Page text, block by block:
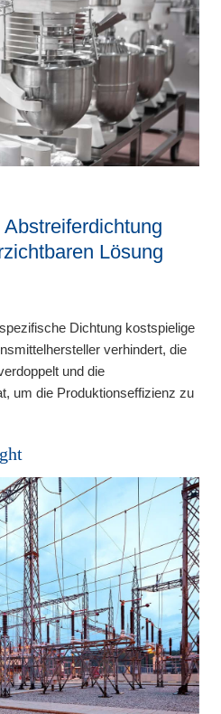
Lösung
Dichtung kostspielige
verhindert, die
und die
um die Produktionseffizienz zu